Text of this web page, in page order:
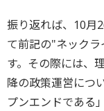
振り返れば、10月
て前記の"ネック
す。その際には、
降の政策運営につ
プンエンドである